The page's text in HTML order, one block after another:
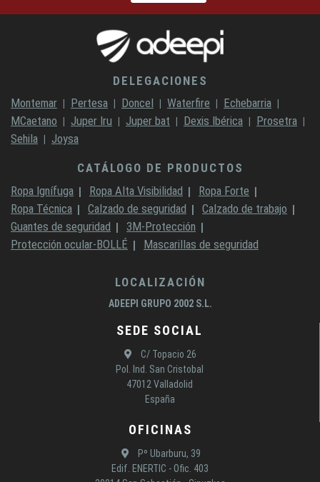
DELEGACIONES
Montemar
Pertesa Doncel Waterfire
Echebarria
MCaetano
Juper Iru Juper bat Dexis Ibérica
Prosetra
Sehila
Joysa
CATÁLOGO DE PRODUCTOS
Ropa Ignífuga
Ropa Alta Visibilidad
Ropa Forte
Ropa Técnica
Calzado de seguridad
Calzado de trabajo
Guantes de seguridad
3M-Protección
Protección ocular-BOLLÉ
Mascarillas de seguridad
LOCALIZACIÓN
ADEEPI GRUPO 2002 S.L.
SEDE SOCIAL
C/ Topacio 26
Pol. Ind. San Cristobal
47012 Valladolid
España
OFICINAS
Pº Ubarburu, 39
Edif. ENERTIC - Ofic. 403